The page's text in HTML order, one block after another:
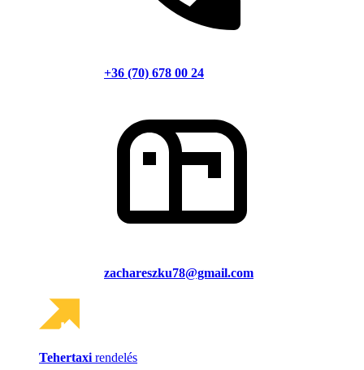
+36 (70) 678 00 24
zachareszku78@gmail.com
Tehertaxi rendelés